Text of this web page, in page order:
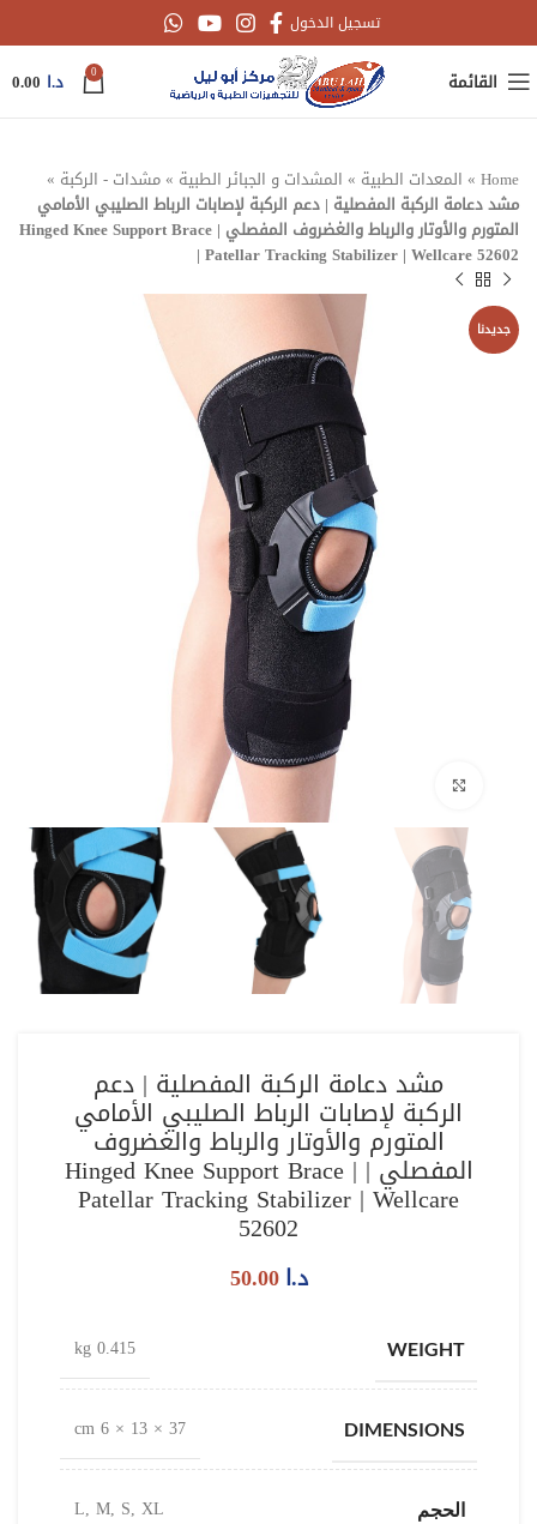
تسجيل الدخول
القائمة 0 د.ا 0.00
Home
» المعدات الطبية » المشدات و الجبائر الطبية »مشدات - الركبة »
مشد دعامة الركبة المفصلية | دعم الركبة لإصابات الرباط الصليبي الأمامي
المتورم والأوتار والرباط والغضروف المفصلي | Hinged Knee Support Brace
| Patellar Tracking Stabilizer | Wellcare 52602
جديدنا
Click to enlarge
مشد دعامة الركبة المفصلية | دعم
الركبة لإصابات الرباط الصليبي الأمامي
المتورم والأوتار والرباط والغضروف
المفصلي | Hinged Knee Support Brace |
Patellar Tracking Stabilizer | Wellcare
52602
د.ا50.00
WEIGHT
0.415 kg
DIMENSIONS
37 × 13 × 6 cm
الحجم L, M, S, XL